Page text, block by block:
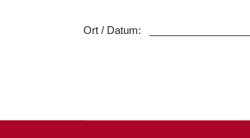
Ort / Datum: